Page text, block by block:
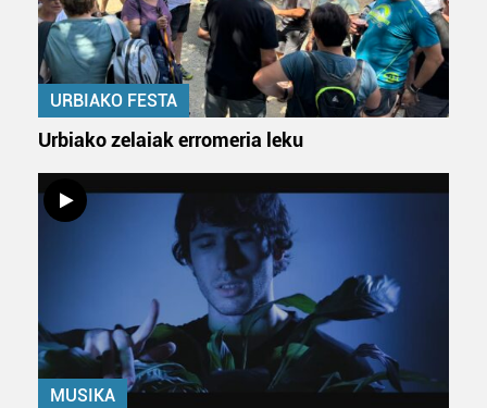
fitxategiak erabiltzen ditu. Zure esperientzia eta
zerbitzuak hobetzeko asmoz, cookie teknologiaz
baliatzen gara. Ohar hau onartuz gero, teknologia hori
erabiltzeko baimen esplizitua ematen diguzu.Gehiago
irakurri
URBIAKO FESTA
Urbiako zelaiak erromeria leku
MUSIKA